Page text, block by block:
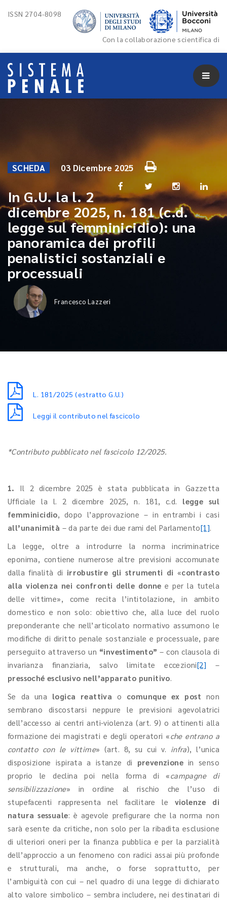
ISSN 2704-8098
Con la collaborazione scientifica di
SCHEDA 03 Dicembre 2025
In G.U. la l. 2
dicembre 2025, n. 181 (c.d.
legge sul femminicidio): una
panoramica dei profili
penalistici sostanziali e
processuali
Francesco Lazzeri
L. 181/2025 (estratto G.U.)
Leggi il contributo nel fascicolo
*Contributo pubblicato nel fascicolo 12/2025.
1. Il 2 dicembre 2025 è stata pubblicata in Gazzetta
Ufficiale la l. 2 dicembre 2025, n. 181, c.d. legge sul
femminicidio, dopo l’approvazione – in entrambi i casi
all’unanimità – da parte dei due rami del Parlamento[1].
La legge, oltre a introdurre la norma incriminatrice
eponima, contiene numerose altre previsioni accomunate
dalla finalità di irrobustire gli strumenti di «contrasto
alla violenza nei confronti delle donne e per la tutela
delle vittime», come recita l’intitolazione, in ambito
domestico e non solo: obiettivo che, alla luce del ruolo
preponderante che nell’articolato normativo assumono le
modifiche di diritto penale sostanziale e processuale, pare
perseguito attraverso un “investimento” – con clausola di
invarianza finanziaria, salvo limitate eccezioni[2] –
pressoché esclusivo nell’apparato punitivo.
Se da una logica reattiva o comunque ex post non
sembrano discostarsi neppure le previsioni agevolatrici
dell’accesso ai centri anti-violenza (art. 9) o attinenti alla
formazione dei magistrati e degli operatori «che entrano a
contatto con le vittime» (art. 8, su cui v. infra), l’unica
disposizione ispirata a istanze di prevenzionein senso
proprio le declina poi nella forma di «campagne di
sensibilizzazione» in ordine al rischio che l’uso di
stupefacenti rappresenta nel facilitare le violenze di
natura sessuale: è agevole prefigurare che la norma non
sarà esente da critiche, non solo per la ribadita esclusione
di ulteriori oneri per la finanza pubblica e per la parzialità
dell’approccio a un fenomeno con radici assai più profonde
e strutturali, ma anche, o forse soprattutto, per
l’ambiguità con cui – nel quadro di una legge di dichiarato
alto valore simbolico – sembra includere, nei destinatari di